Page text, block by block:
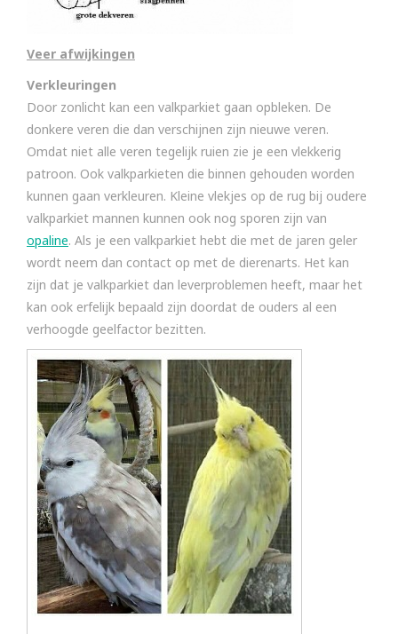
Veer afwijkingen
Verkleuringen
Door zonlicht kan een valkparkiet gaan opbleken. De
donkere veren die dan verschijnen zijn nieuwe veren.
Omdat niet alle veren tegelijk ruien zie je een vlekkerig
patroon. Ook valkparkieten die binnen gehouden worden
kunnen gaan verkleuren. Kleine vlekjes op de rug bij oudere
valkparkiet mannen kunnen ook nog sporen zijn van
opaline. Als je een valkparkiet hebt die met de jaren geler
wordt neem dan contact op met de dierenarts. Het kan
zijn dat je valkparkiet dan leverproblemen heeft, maar het
kan ook erfelijk bepaald zijn doordat de ouders al een
verhoogde geelfactor bezitten.